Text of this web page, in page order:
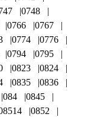
0748
0766
0767
0774
0776
0794
0795
0823
0824
0835
0836
084
0845
0852